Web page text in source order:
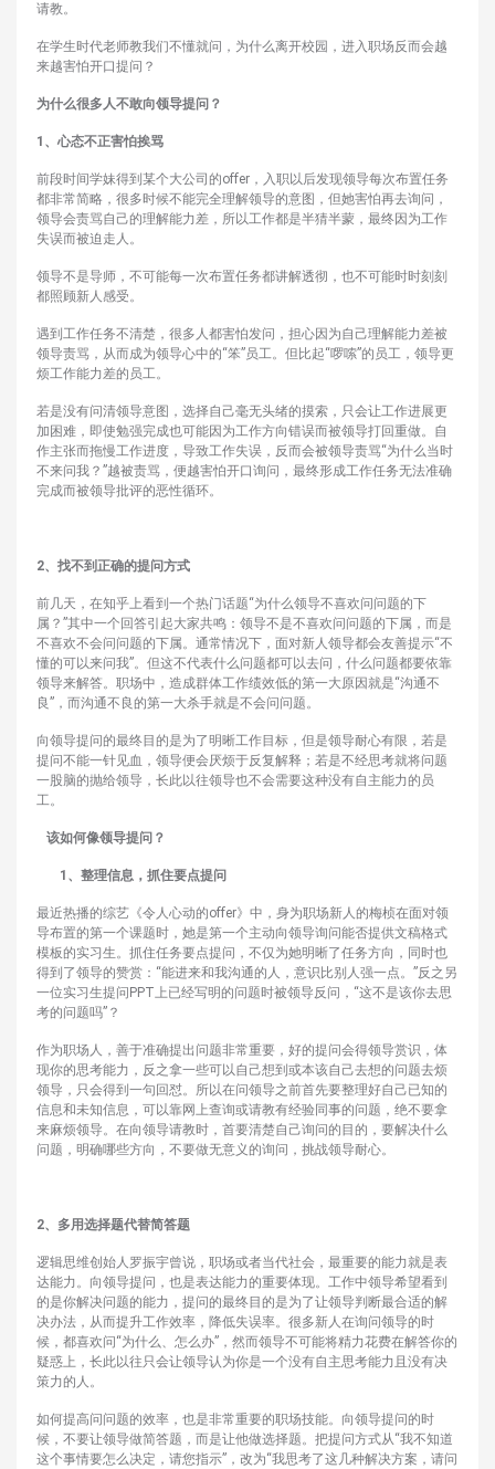
请教。
在学生时代老师教我们不懂就问，为什么离开校园，进入职场反而会越
来越害怕开口提问？
为什么很多人不敢向领导提问？
1、心态不正害怕挨骂
前段时间学妹得到某个大公司的offer，入职以后发现领导每次布置任务
都非常简略，很多时候不能完全理解领导的意图，但她害怕再去询问，
领导会责骂自己的理解能力差，所以工作都是半猜半蒙，最终因为工作
失误而被迫走人。
领导不是导师，不可能每一次布置任务都讲解透彻，也不可能时时刻刻
都照顾新人感受。
遇到工作任务不清楚，很多人都害怕发问，担心因为自己理解能力差被
领导责骂，从而成为领导心中的“笨”员工。但比起“啰嗦”的员工，领导更
烦工作能力差的员工。
若是没有问清领导意图，选择自己毫无头绪的摸索，只会让工作进展更
加困难，即使勉强完成也可能因为工作方向错误而被领导打回重做。自
作主张而拖慢工作进度，导致工作失误，反而会被领导责骂“为什么当时
不来问我？”越被责骂，便越害怕开口询问，最终形成工作任务无法准确
完成而被领导批评的恶性循环。
2、找不到正确的提问方式
前几天，在知乎上看到一个热门话题“为什么领导不喜欢问问题的下
属？”其中一个回答引起大家共鸣：领导不是不喜欢问问题的下属，而是
不喜欢不会问问题的下属。通常情况下，面对新人领导都会友善提示“不
懂的可以来问我”。但这不代表什么问题都可以去问，什么问题都要依靠
领导来解答。职场中，造成群体工作绩效低的第一大原因就是“沟通不
良”，而沟通不良的第一大杀手就是不会问问题。
向领导提问的最终目的是为了明晰工作目标，但是领导耐心有限，若是
提问不能一针见血，领导便会厌烦于反复解释；若是不经思考就将问题
一股脑的抛给领导，长此以往领导也不会需要这种没有自主能力的员
工。
该如何像领导提问？
1、整理信息，抓住要点提问
最近热播的综艺《令人心动的offer》中，身为职场新人的梅桢在面对领
导布置的第一个课题时，她是第一个主动向领导询问能否提供文稿格式
模板的实习生。抓住任务要点提问，不仅为她明晰了任务方向，同时也
得到了领导的赞赏：“能进来和我沟通的人，意识比别人强一点。”反之另
一位实习生提问PPT上已经写明的问题时被领导反问，“这不是该你去思
考的问题吗”？
作为职场人，善于准确提出问题非常重要，好的提问会得领导赏识，体
现你的思考能力，反之拿一些可以自己想到或本该自己去想的问题去烦
领导，只会得到一句回怼。所以在问领导之前首先要整理好自己已知的
信息和未知信息，可以靠网上查询或请教有经验同事的问题，绝不要拿
来麻烦领导。在向领导请教时，首要清楚自己询问的目的，要解决什么
问题，明确哪些方向，不要做无意义的询问，挑战领导耐心。
2、多用选择题代替简答题
逻辑思维创始人罗振宇曾说，职场或者当代社会，最重要的能力就是表
达能力。向领导提问，也是表达能力的重要体现。工作中领导希望看到
的是你解决问题的能力，提问的最终目的是为了让领导判断最合适的解
决办法，从而提升工作效率，降低失误率。很多新人在询问领导的时
候，都喜欢问“为什么、怎么办”，然而领导不可能将精力花费在解答你的
疑惑上，长此以往只会让领导认为你是一个没有自主思考能力且没有决
策力的人。
如何提高问问题的效率，也是非常重要的职场技能。向领导提问的时
候，不要让领导做简答题，而是让他做选择题。把提问方式从“我不知道
这个事情要怎么决定，请您指示”，改为“我思考了这几种解决方案，请问